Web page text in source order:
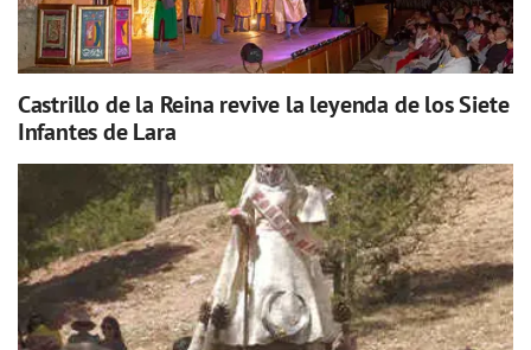
Castrillo de la Reina revive la leyenda de los Siete
Infantes de Lara